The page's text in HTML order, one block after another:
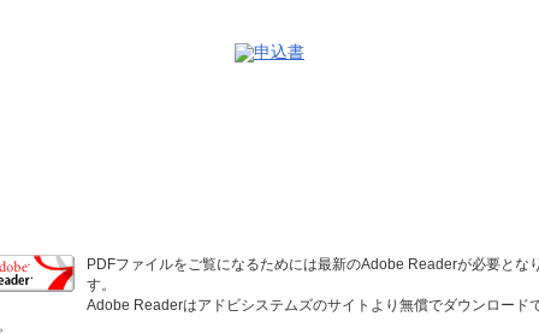
PDFファイルをご覧になるためには最新のAdobe Readerが必要とな
す。
Adobe Readerはアドビシステムズのサイトより無償でダウンロード